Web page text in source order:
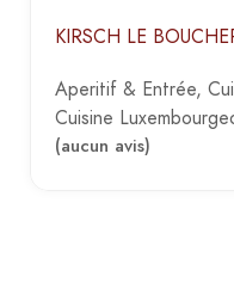
KIRSCH LE
Aperitif & Entrée
Cuisine
(aucun avis)